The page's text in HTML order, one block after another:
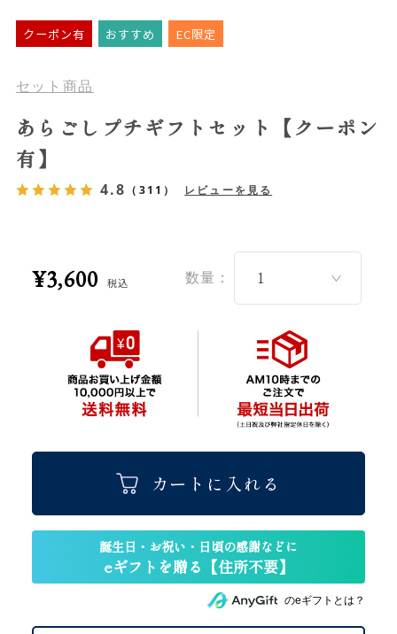
クーポン有 おすすめ EC限定
セット商品
あらごしプチギフトセット【クーポン
有】
4.8 （311） レビューを見る
¥3,600 税込 数量：
カートに入れる
のeギフトとは？